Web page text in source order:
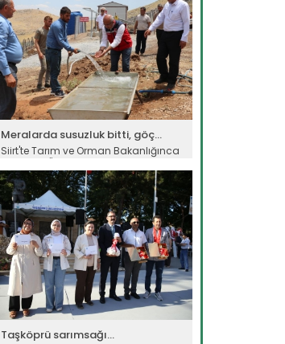
Meralarda susuzluk bitti, göç...
Siirt'te Tarım ve Orman Bakanlığınca
yürütülen "Mera Islah ve...
Devamını Oku ->
Taşköprü sarımsağı...